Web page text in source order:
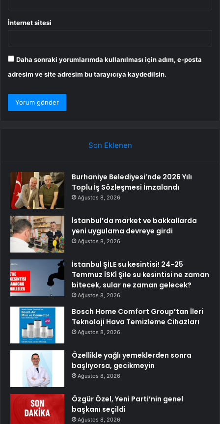
İnternet sitesi
Daha sonraki yorumlarımda kullanılması için adım, e-posta
adresim ve site adresim bu tarayıcıya kaydedilsin.
Son Eklenen
Burhaniye Belediyesi’nde 2026 Yılı
Toplu İş Sözleşmesi İmzalandı
Ağustos 8, 2026
İstanbul’da market ve bakkallarda
yeni uygulama devreye girdi
Ağustos 8, 2026
İstanbul ŞİLE su kesintisi! 24-25
Temmuz İSKİ Şile su kesintisi ne zaman
bitecek, sular ne zaman gelecek?
Ağustos 8, 2026
Bosch Home Comfort Group’tan İleri
Teknoloji Hava Temizleme Cihazları
Ağustos 8, 2026
Özellikle yağlı yemeklerden sonra
başlıyorsa, gecikmeyin
Ağustos 8, 2026
Özgür Özel, Yeni Parti’nin genel
başkanı seçildi
Ağustos 8, 2026